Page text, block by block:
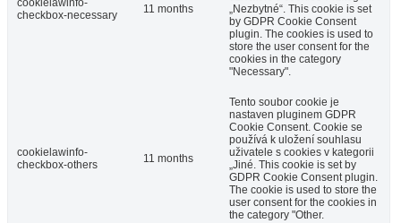
cookielawinfo-
checkbox-necessary
11 months
„Nezbytné“. This cookie is set
by GDPR Cookie Consent
plugin. The cookies is used to
store the user consent for the
cookies in the category
"Necessary".
cookielawinfo-
checkbox-others
11 months
Tento soubor cookie je
nastaven pluginem GDPR
Cookie Consent. Cookie se
používá k uložení souhlasu
uživatele s cookies v kategorii
„Jiné. This cookie is set by
GDPR Cookie Consent plugin.
The cookie is used to store the
user consent for the cookies in
the category "Other.